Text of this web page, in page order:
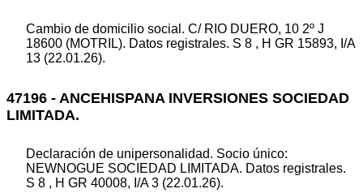
Cambio de domicilio social. C/ RIO DUERO, 10 2º J
18600 (MOTRIL). Datos registrales. S 8 , H GR 15893, I/A
13 (22.01.26).
47196 - ANCEHISPANA INVERSIONES SOCIEDAD
LIMITADA.
Declaración de unipersonalidad. Socio único:
NEWNOGUE SOCIEDAD LIMITADA. Datos registrales.
S 8 , H GR 40008, I/A 3 (22.01.26).